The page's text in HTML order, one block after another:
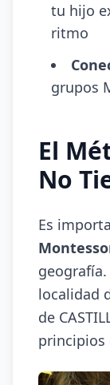
tu hijo
ritmo
grupos
El
No
Es
geografía.
localidad
de
principios